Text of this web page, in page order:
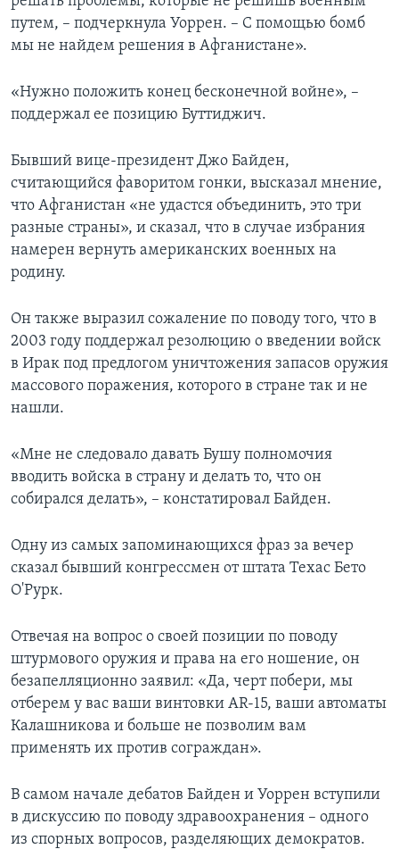
путем, – подчеркнула Уоррен. – С помощью бомб
мы не найдем решения в Афганистане».
«Нужно положить конец бесконечной войне», –
поддержал ее позицию Буттиджич.
Бывший вице-президент Джо Байден,
считающийся фаворитом гонки, высказал мнение,
что Афганистан «не удастся объединить, это три
разные страны», и сказал, что в случае избрания
намерен вернуть американских военных на
родину.
Он также выразил сожаление по поводу того, что в
2003 году поддержал резолюцию о введении войск
в Ирак под предлогом уничтожения запасов оружия
массового поражения, которого в стране так и не
нашли.
«Мне не следовало давать Бушу полномочия
вводить войска в страну и делать то, что он
собирался делать», – констатировал Байден.
Одну из самых запоминающихся фраз за вечер
сказал бывший конгрессмен от штата Техас Бето
О'Рурк.
Отвечая на вопрос о своей позиции по поводу
штурмового оружия и права на его ношение, он
безапелляционно заявил: «Да, черт побери, мы
отберем у вас ваши винтовки AR-15, ваши автоматы
Калашникова и больше не позволим вам
применять их против сограждан».
В самом начале дебатов Байден и Уоррен вступили
в дискуссию по поводу здравоохранения – одного
из спорных вопросов, разделяющих демократов.